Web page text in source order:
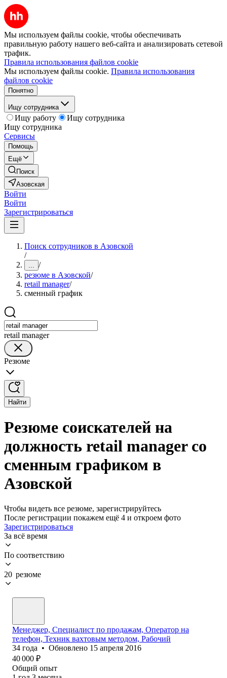
Мы используем файлы cookie, чтобы обеспечивать
правильную работу нашего веб-сайта и анализировать сетевой
трафик.
Правила использования файлов cookie
Мы используем файлы cookie. Правила использования
файлов cookie
Понятно
Ищу сотрудника
Ищу работу
Ищу сотрудника
Ищу сотрудника
Сервисы
Помощь
Ещё
Поиск
Азовская
Войти
Войти
Зарегистрироваться
Поиск сотрудников в Азовской
/
... /
резюме в Азовской/
retail manager/
сменный график
retail manager
Резюме
Найти
Резюме соискателей на
должность retail manager со
сменным графиком в
Азовской
Чтобы видеть все резюме, зарегистрируйтесь
После регистрации покажем ещё 4 и откроем фото
Зарегистрироваться
За всё время
По соответствию
20 резюме
Менеджер, Специалист по продажам, Оператор на
телефон, Техник вахтовым методом, Рабочий
34 года • Обновлено 15 апреля 2016
40 000 ₽
Общий опыт